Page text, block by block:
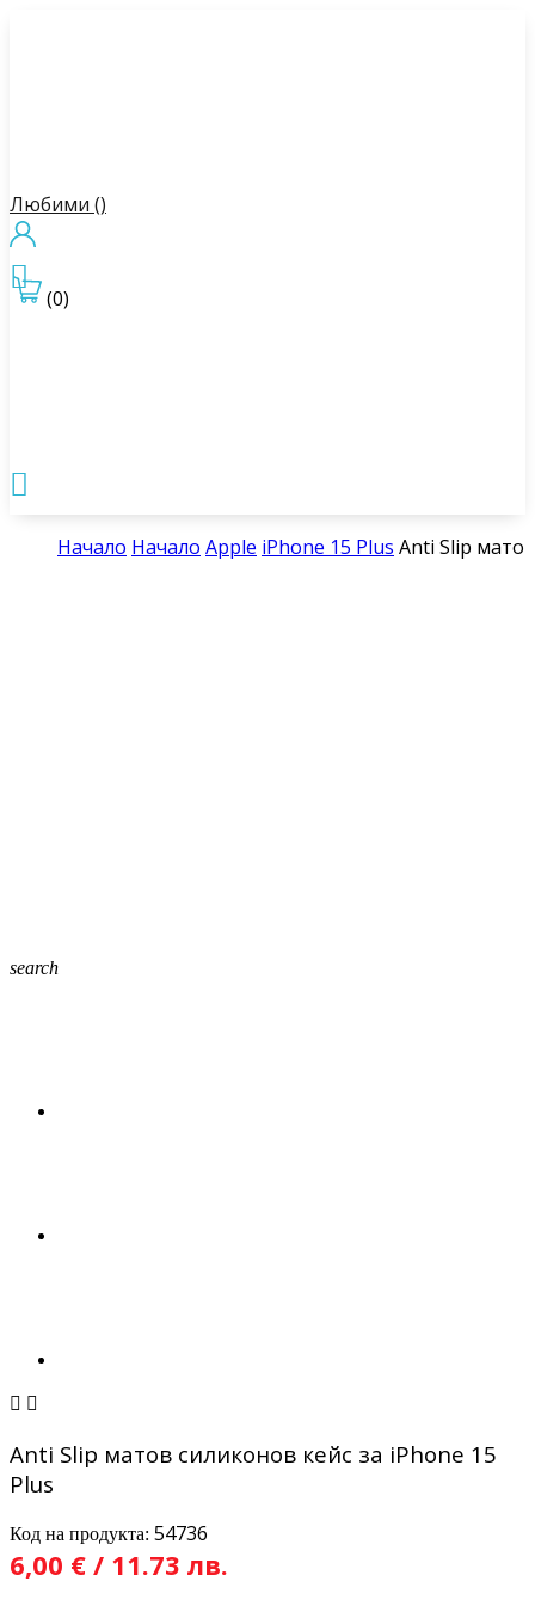
Любими ()
(0)


Начало Начало Apple iPhone 15 Plus Anti Slip
search
 
Anti Slip матов силиконов кейс за iPhone 15
Plus
Код на продукта: 54736
6,00 € / 11.73 лв.